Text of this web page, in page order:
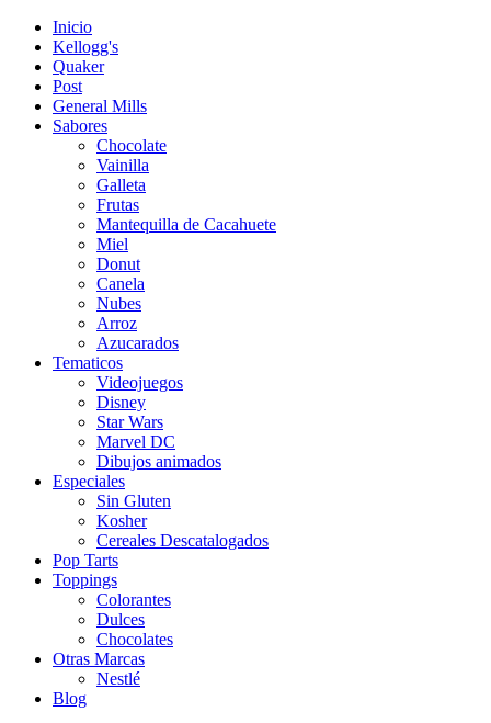
Inicio
Kellogg's
Quaker
Post
General Mills
Sabores
Chocolate
Vainilla
Galleta
Frutas
Mantequilla de Cacahuete
Miel
Donut
Canela
Nubes
Arroz
Azucarados
Tematicos
Videojuegos
Disney
Star Wars
Marvel DC
Dibujos animados
Especiales
Sin Gluten
Kosher
Cereales Descatalogados
Pop Tarts
Toppings
Colorantes
Dulces
Chocolates
Otras Marcas
Nestlé
Blog